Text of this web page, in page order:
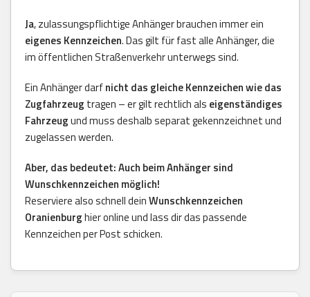
Ja, zulassungspflichtige Anhänger brauchen immer ein
eigenes Kennzeichen. Das gilt für fast alle Anhänger, die
im öffentlichen Straßenverkehr unterwegs sind.
Ein Anhänger darfnicht das gleiche Kennzeichen wie das
Zugfahrzeug tragen – er gilt rechtlich als eigenständiges
Fahrzeugund muss deshalb separat gekennzeichnet und
zugelassen werden.
Aber, das bedeutet: Auch beim Anhänger sind
Wunschkennzeichen möglich!
Reserviere also schnell deinWunschkennzeichen
Oranienburghier online und lass dir das passende
Kennzeichen per Post schicken.